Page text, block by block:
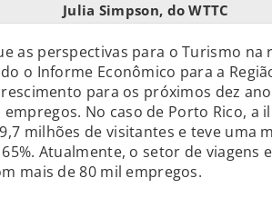
Julia Simpson, do WTTC
as perspectivas para o Turismo
o Informe Econômico para a
para os próximos dez
No caso de Porto Rico, a
milhões de visitantes e teve uma
Atualmente, o setor de viagens
mais de 80 mil empregos.